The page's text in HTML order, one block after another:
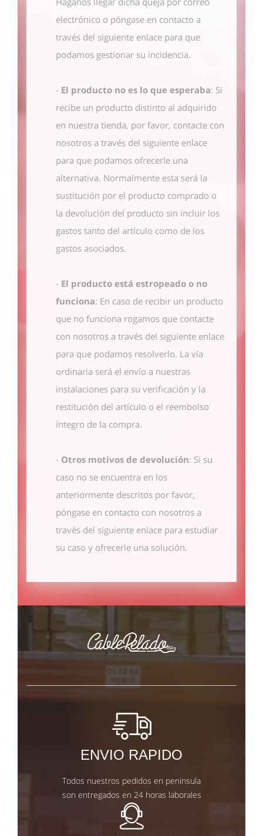
electrónico o póngase en contacto a
través del siguiente enlace para que
podamos gestionar su incidencia.
- El producto no es lo que esperaba: Si
recibe un producto distinto al adquirido
en nuestra tienda, por favor, contacte con
nosotros a través del siguiente enlace
para que podamos ofrecerle una
alternativa. Normalmente esta será la
sustitución por el producto comprado o
la devolución del producto sin incluir los
gastos tanto del artículo como de los
gastos asociados.
- El producto está estropeado o no
funciona: En caso de recibir un producto
que no funciona rogamos que contacte
con nosotros a través del siguiente enlace
para que podamos resolverlo. La vía
ordinaria será el envío a nuestras
instalaciones para su verificación y la
restitución del artículo o el reembolso
íntegro de la compra.
- Otros motivos de devolución: Si su
caso no se encuentra en los
anteriormente descritos por favor,
póngase en contacto con nosotros a
través del siguiente enlace para estudiar
su caso y ofrecerle una solución.
ENVIO RAPIDO
Todos nuestros pedidos en peninsula
son entregados en 24 horas laborales